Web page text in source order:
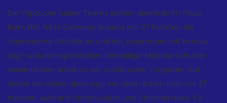
Die Topscorer beider Teams stehen ebenfalls im Fokus.
Beim ERC führt Cameron Roberts mit 37 Punkten die
teaminterne Statistik an und hat zusammen mit Marcus
Köpf und dem spielstarken Verteidiger Mathias Schuster
wesentlichen Anteil an der Lechbrucker Torgefahr. Auf
Seiten der Gäste überzeugt vor allem Artem Klein mit 27
Punkten, während Stefano Rizzo und Christian Heller für